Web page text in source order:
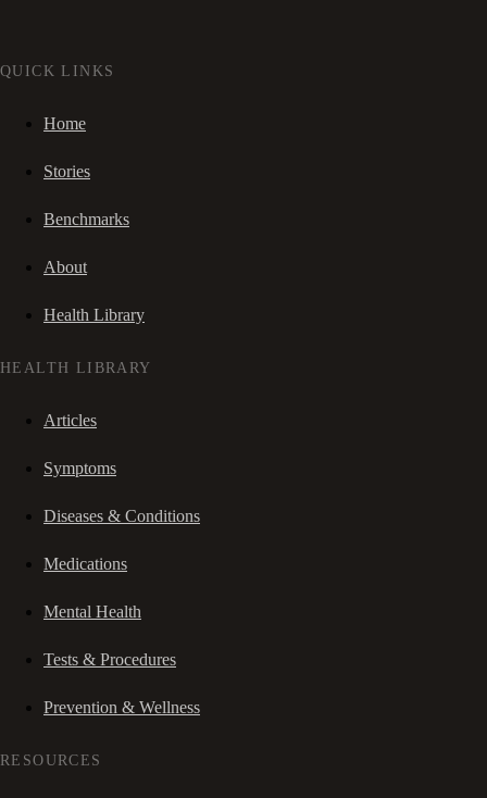
QUICK LINKS
Home
Stories
Benchmarks
About
Health Library
HEALTH LIBRARY
Articles
Symptoms
Diseases & Conditions
Medications
Mental Health
Tests & Procedures
Prevention & Wellness
RESOURCES